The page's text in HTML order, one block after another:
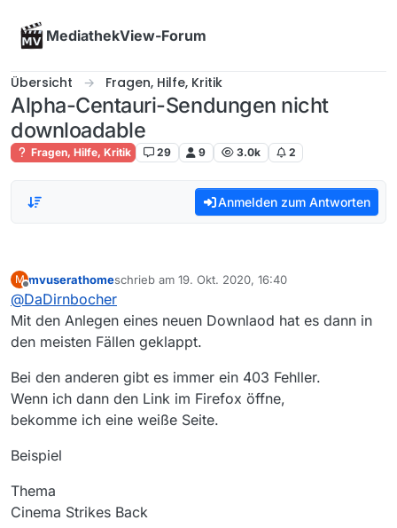
MediathekView-Forum
Übersicht Fragen, Hilfe, Kritik
Alpha-Centauri-Sendungen nicht
downloadable
Fragen, Hilfe, Kritik 29 9 3.0k 2
Anmelden zum Antworten
M
Offline
mvuserathomeschrieb am 19. Okt. 2020, 16:40
zuletzt editiert von
@DaDirnbocher
Mit den Anlegen eines neuen Downlaod hat es dann in
den meisten Fällen geklappt.
Bei den anderen gibt es immer ein 403 Fehller.
Wenn ich dann den Link im Firefox öffne,
bekomme ich eine weiße Seite.
Beispiel
Thema
Cinema Strikes Back